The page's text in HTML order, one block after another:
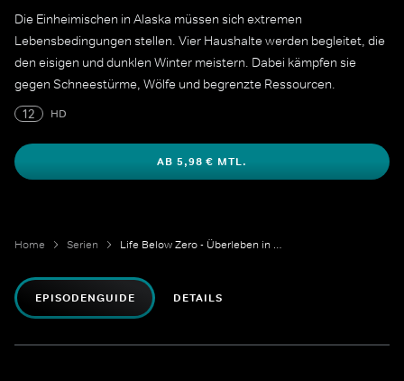
Die Einheimischen in Alaska müssen sich extremen
Lebensbedingungen stellen. Vier Haushalte werden begleitet, die
den eisigen und dunklen Winter meistern. Dabei kämpfen sie
gegen Schneestürme, Wölfe und begrenzte Ressourcen.
12
HD
AB 5,98 € MTL.
Home Serien Life Below Zero - Überleben in Alaska
EPISODENGUIDE DETAILS